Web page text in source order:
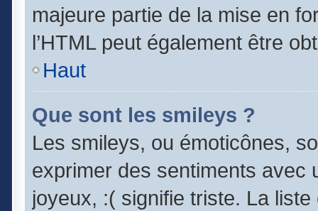
majeure partie de la mise en
l’HTML peut également être
Haut
Que sont les smileys ?
Les smileys, ou émoticônes,
exprimer des sentiments avec
joyeux, :( signifie triste. La